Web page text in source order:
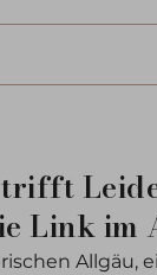
Link im
Allgäu,